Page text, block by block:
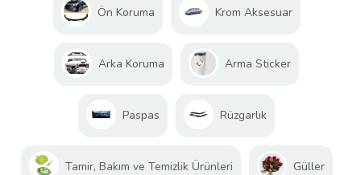
Ön Koruma Krom Aksesuar
Arka Koruma Arma Sticker
Paspas Rüzgarlık
Tamir, Bakım ve Temizlik Ürünleri Güller